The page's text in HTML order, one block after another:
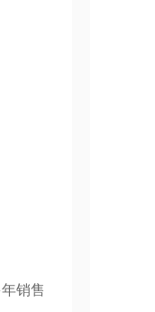
销售